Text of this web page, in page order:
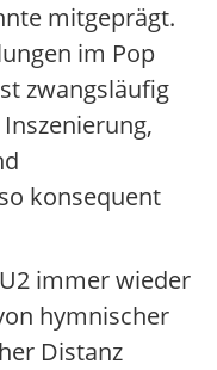
mitgeprägt.
im Pop
zwangsläufig
konsequent
immer wieder
hymnischer
Distanz